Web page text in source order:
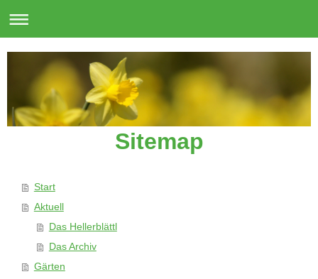
Sitemap
Start
Aktuell
Das Hellerblättl
Das Archiv
Gärten